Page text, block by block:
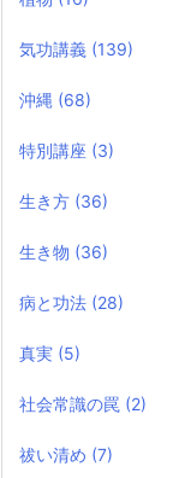
気功講義 (139)
沖縄 (68)
特別講座 (3)
生き方 (36)
生き物 (36)
病と功法 (28)
真実 (5)
社会常識の罠 (2)
祓い清め (7)